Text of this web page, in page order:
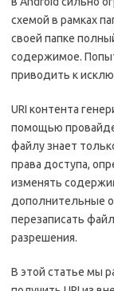
схемой в рамках
своей папке
содержимое.
приводить к
URI контента
помощью
файлу знает
права доступа,
изменять
дополнительные
перезаписать
разрешения.
В этой статье мы